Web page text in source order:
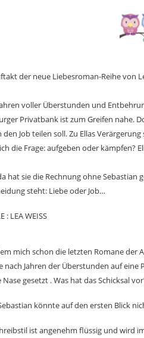
der neue Liebesroman-Reihe von
voller Überstunden und
Privatbank ist zum Greifen nahe.
den Job teilen soll. Zu Ellas
die Frage: aufgeben oder kämpfen?
hat sie die Rechnung ohne
steht: Liebe oder Job…
: LEA WEISS
mich schon die letzten Romane der
nach Jahren der Überstunden auf
gesetzt . Was hat das Schicksal
könnte auf den ersten Blick
ist angenehm flüssig und wird